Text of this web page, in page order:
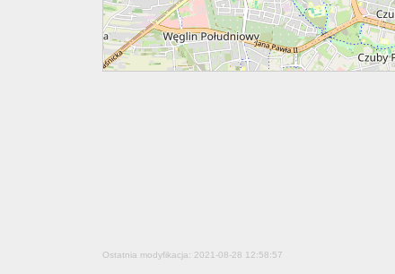
Ostatnia modyfikacja: 2021-08-28 12:58:57